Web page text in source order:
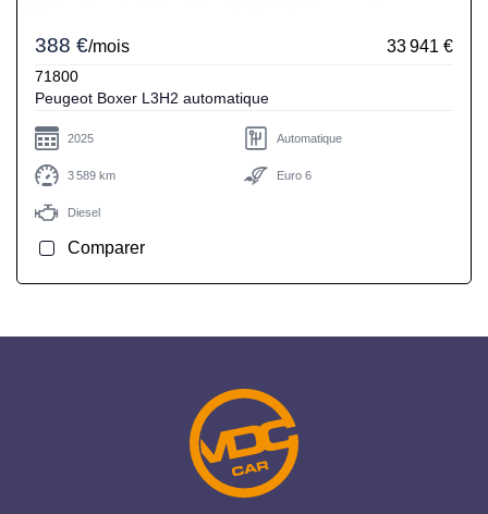
388 €/mois 33 941 €
71800
Peugeot Boxer L3H2 automatique
2025 Automatique
3 589 km Euro 6
Diesel
Comparer